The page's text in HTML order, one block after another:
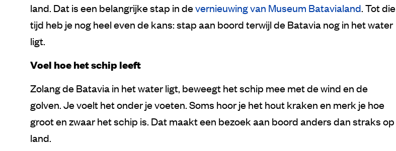
land. Dat is een belangrijke stap in devernieuwing van Museum Batavialand. Tot die
tijd heb je nog heel even de kans: stap aan boord terwijl de Batavia nog in het water
ligt.
Voel hoe het schip leeft
Zolang de Batavia in het water ligt, beweegt het schip mee met de wind en de
golven. Je voelt het onder je voeten. Soms hoor je het hout kraken en merk je hoe
groot en zwaar het schip is. Dat maakt een bezoek aan boord anders dan straks op
land.